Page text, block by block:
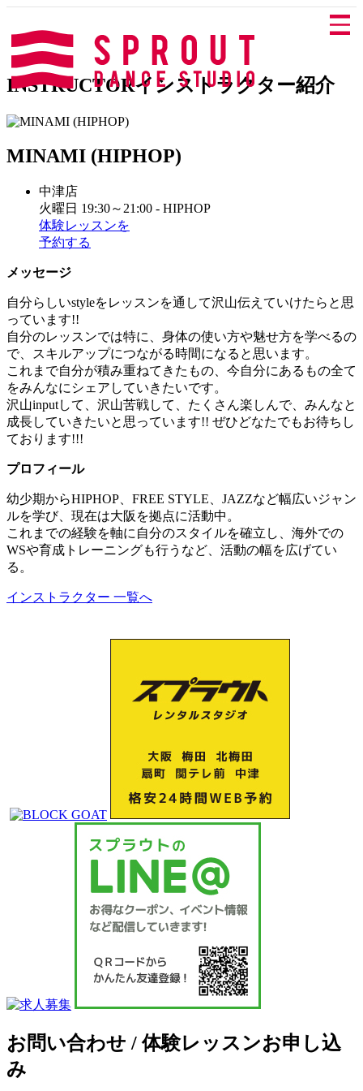
INSTRUCTORインストラクター紹介
MINAMI (HIPHOP)
中津店
火曜日 19:30～21:00 - HIPHOP
体験レッスンを
予約する
メッセージ
自分らしいstyleをレッスンを通して沢山伝えていけたらと思
っています!!
自分のレッスンでは特に、身体の使い方や魅せ方を学べるの
で、スキルアップにつながる時間になると思います。
これまで自分が積み重ねてきたもの、今自分にあるもの全て
をみんなにシェアしていきたいです。
沢山inputして、沢山苦戦して、たくさん楽しんで、みんなと
成長していきたいと思っています!! ぜひどなたでもお待ちし
ております!!!
プロフィール
幼少期からHIPHOP、FREE STYLE、JAZZなど幅広いジャン
ルを学び、現在は大阪を拠点に活動中。
これまでの経験を軸に自分のスタイルを確立し、海外での
WSや育成トレーニングも行うなど、活動の幅を広げてい
る。
インストラクター 一覧へ
お問い合わせ / 体験レッスンお申し込
み